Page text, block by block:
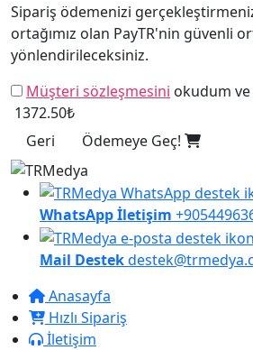
Sipariş ödemenizi
ortağımız olan PayTR'nin güvenli
yönlendirileceksiniz.
Müşteri sözleşmesini okudum ve
1372.50₺
Geri
Ödemeye Geç!
WhatsApp İletişim
Mail Destek
Anasayfa
Hızlı Sipariş
İletişim